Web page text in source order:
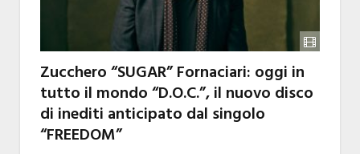
Zucchero “SUGAR” Fornaciari: oggi in
tutto il mondo “D.O.C.”, il nuovo disco
di inediti anticipato dal singolo
“FREEDOM”